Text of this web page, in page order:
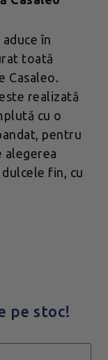
în
toată
Casaleo.
realizată
cu o
pentru
alegerea
fin, cu
pe stoc!